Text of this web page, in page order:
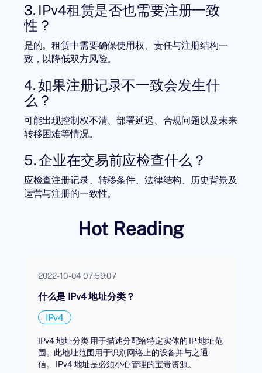
3. IPv4租赁是否也需要注册一致
性？
是的。租赁中需要确保使用权、责任与注册结构一
致，以降低双方风险。
4. 如果注册记录不一致会发生什
么？
可能出现控制权不清、部署延迟、合规问题以及未来
转移困难等情况。
5. 企业在交易前应检查什么？
应检查注册记录、转移条件、法律结构、历史背景及
运营与注册的一致性。
Hot Reading
2022-10-04 07:59:07
什么是 IPv4 地址分类？
IPv4
IPv4 地址分类 用于描述分配给特定实体的 IP 地址范
围。此地址范围用于识别网络上的设备并与之通
信。 IPv4 地址是必须小心管理的宝贵资源。